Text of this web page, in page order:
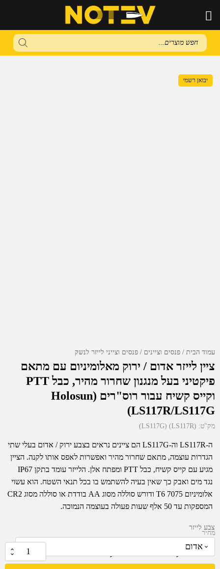
Products
search
עמוד הבית פנסים וציינים פנסים וצייני לייזר לנשק
ציין לייזר אדום / ירוק מאלומיניום עם מתאם
פיקטיני בעל מנגנון שחרור מהיר, כבל PTT
וקייס קשיח עבור רוס"רים (Holosun
LS117R/LS117G)
מק"ט: (LS117R) (LS117G)
ה-LS117R וה-LS117G הם ציינים נראים בצבע ירוק / אדום בעלי שתי
הגדרות עוצמה, מתאם שחרור מהיר ואפשרות לאפס אותו לקנה. הציין
מגיע עם קייס קשיח, כבל PTT ומפתח אלן. הלייזר עומד בתקן IP67
נגד מים ואבק כך שאין בעיה להשתמש בו בכל תנאי השטח. הוא עשוי
אלומיניום 7075 T6 ודורש סוללה מסוג AA בודדת או סוללה מסוג CR2
המספקות עד 50 אלף שעות פעולה בעוצמה הנמוכה.
מחיר
1,999.00
צבע לייזר
של
יבואן רשמי